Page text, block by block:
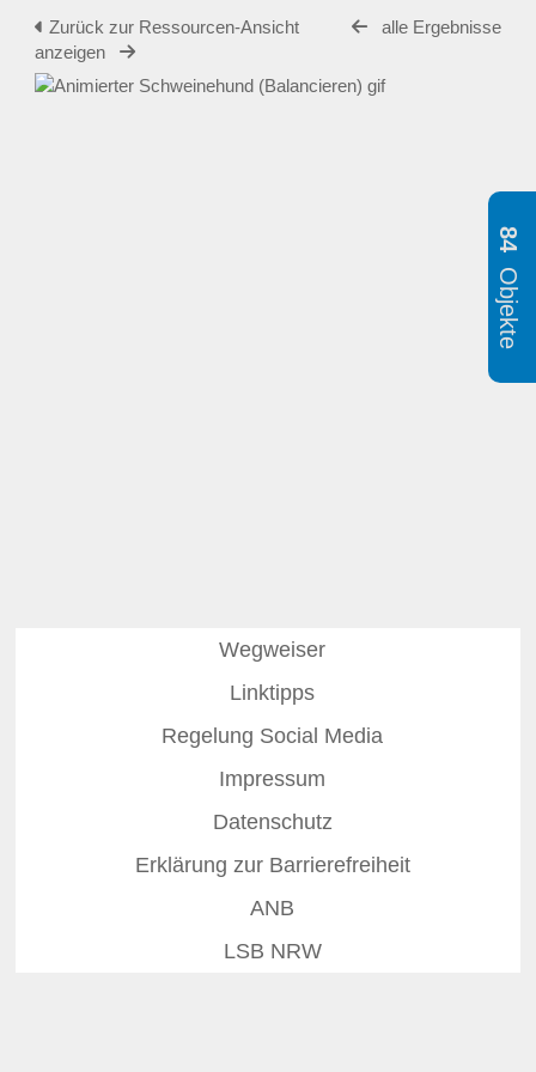
Zurück zur Ressourcen-Ansicht
alle Ergebnisse
anzeigen
Wegweiser
Linktipps
Regelung Social Media
Impressum
Datenschutz
Erklärung zur Barrierefreiheit
ANB
LSB NRW
84
Objekte